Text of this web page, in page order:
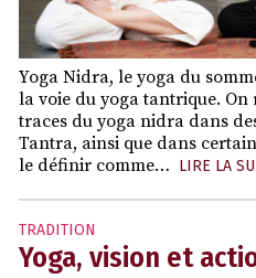
Yoga Nidra, le yoga du
la voie du yoga tantrique. On
traces du yoga nidra dans
Tantra, ainsi que dans
le définir comme… LIRE LA
TRADITION
Yoga, vision et